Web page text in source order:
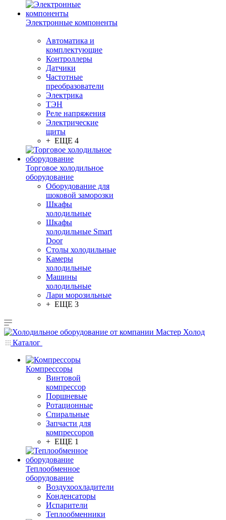
Электронные компоненты
Автоматика и
комплектующие
Контроллеры
Датчики
Частотные
преобразователи
Электрика
ТЭН
Реле напряжения
Электрические
щиты
+ ЕЩЕ 4
Торговое холодильное
оборудование
Оборудование для
шоковой заморозки
Шкафы
холодильные
Шкафы
холодильные Smart
Door
Столы холодильные
Камеры
холодильные
Машины
холодильные
Лари морозильные
+ ЕЩЕ 3
Каталог
Компрессоры
Винтовой
компрессор
Поршневые
Ротационные
Спиральные
Запчасти для
компрессоров
+ ЕЩЕ 1
Теплообменное
оборудование
Воздухоохладители
Конденсаторы
Испарители
Теплообменники